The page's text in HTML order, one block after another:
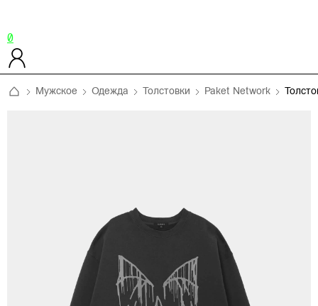
0
Мужское Одежда Толстовки Paket Network